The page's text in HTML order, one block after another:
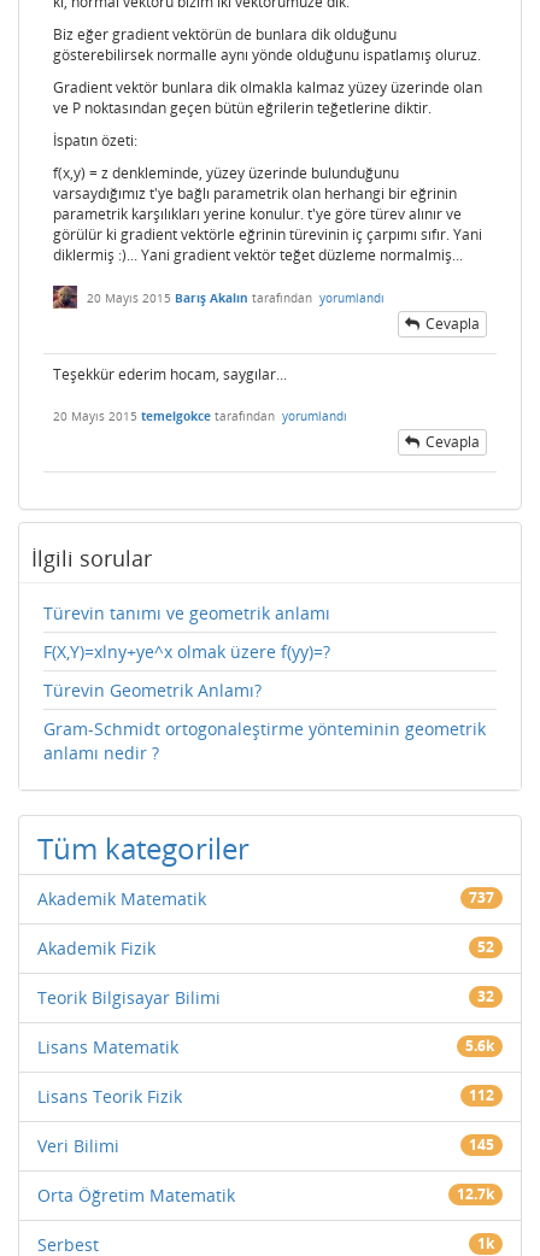
Biz eğer gradient vektörün de bunlara dik olduğunu
gösterebilirsek normalle aynı yönde olduğunu ispatlamış oluruz.
Gradient vektör bunlara dik olmakla kalmaz yüzey üzerinde olan
ve P noktasından geçen bütün eğrilerin teğetlerine diktir.
İspatın özeti:
f(x,y) = z denkleminde, yüzey üzerinde bulunduğunu
varsaydığımız t'ye bağlı parametrik olan herhangi bir eğrinin
parametrik karşılıkları yerine konulur. t'ye göre türev alınır ve
görülür ki gradient vektörle eğrinin türevinin iç çarpımı sıfır. Yani
diklermiş :)... Yani gradient vektör teğet düzleme normalmiş...
20 Mayıs 2015 Barış Akalın tarafından yorumlandı
Cevapla
Teşekkür ederim hocam, saygılar...
20 Mayıs 2015 temelgokce tarafından yorumlandı
Cevapla
İlgili sorular
Türevin tanımı ve geometrik anlamı
F(X,Y)=xlny+ye^x olmak üzere f(yy)=?
Türevin Geometrik Anlamı?
Gram-Schmidt ortogonaleştirme yönteminin geometrik
anlamı nedir ?
Tüm kategoriler
Akademik Matematik 737
Akademik Fizik 52
Teorik Bilgisayar Bilimi 32
Lisans Matematik 5.6k
Lisans Teorik Fizik 112
Veri Bilimi 145
Orta Öğretim Matematik 12.7k
Serbest 1k